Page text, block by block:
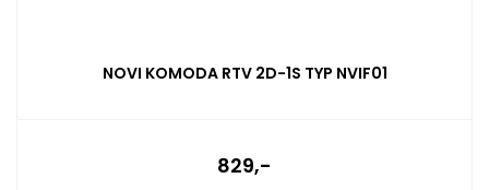
NOVI KOMODA RTV 2D-1S TYP NVIF01
829,-